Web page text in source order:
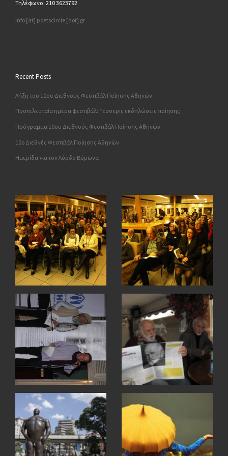
Τηλέφωνο: 210 3623792
info [at] poetscircle [dot] gr
Recent Posts
Λήξη του 10ου Διεθνούς Φεστιβάλ Ποίησης Αθηνών
Προτελευταία ημέρα φεστιβάλ: Τέσσερις εκδηλώσεις ποίησης
Πρόγραμμα 10ου Διεθνούς Φεστιβάλ Ποίησης Αθηνών
10o Διεθνές Φεστιβάλ Ποίησης Αθηνών
Ημερίδα για τον Λόρδο Βύρωνα